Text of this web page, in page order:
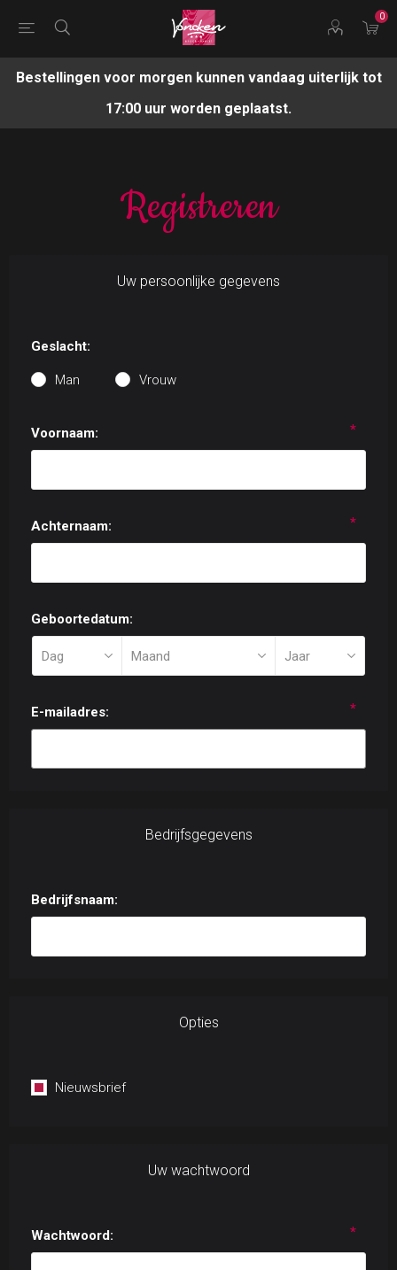
0
Bestellingen voor morgen kunnen vandaag uiterlijk tot
17:00 uur worden geplaatst.
Registreren
Uw persoonlijke gegevens
Geslacht:
Man Vrouw
Voornaam: *
Achternaam: *
Geboortedatum:
E-mailadres: *
Bedrijfsgegevens
Bedrijfsnaam:
Opties
Nieuwsbrief
Uw wachtwoord
Wachtwoord: *